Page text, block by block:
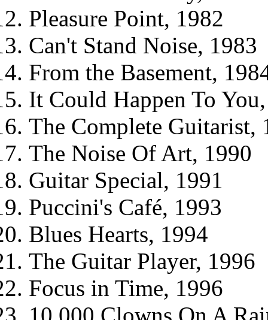
Pleasure Point, 1982
Can't Stand Noise, 1983
From the Basement,
It Could Happen To
The Complete Guitarist,
The Noise Of Art, 1990
Guitar Special, 1991
Puccini's Café, 1993
Blues Hearts, 1994
The Guitar Player, 1996
Focus in Time, 1996